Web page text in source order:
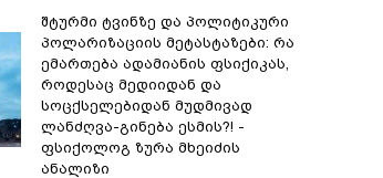
შტურმი ტვინზე და პოლიტიკური
პოლარიზაციის მეტასტაზები: რა
ემართება ადამიანის ფსიქიკას,
როდესაც მედიიდან და
სოცქსელებიდან მუდმივად
ლანძღვა-გინება ესმის?! -
ფსიქოლოგ ზურა მხეიძის
ანალიზი